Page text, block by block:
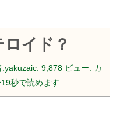
イド？
:yakuzaic. 9,878 ビュー. カ
秒で読めます.